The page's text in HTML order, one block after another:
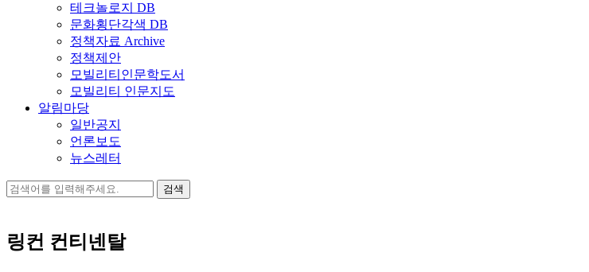
테크놀로지 DB
문화횡단각색 DB
정책자료 Archive
정책제안
모빌리티인문학도서
모빌리티 인문지도
알림마당
일반공지
언론보도
뉴스레터
검
링컨 컨티넨탈